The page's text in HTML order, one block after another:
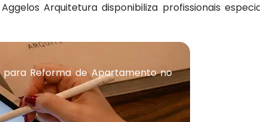
Arquitetura disponibiliza profissionais
Reforma de Apartamento no